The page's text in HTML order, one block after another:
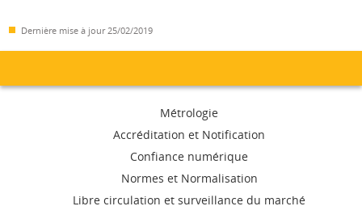
Dernière mise à jour25/02/2019
navigation
Métrologie
Accréditation et Notification
Confiance numérique
Normes et Normalisation
Libre circulation et surveillance du marché